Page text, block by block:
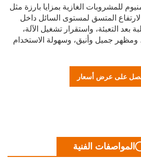
الغازية بمزايا بارزة مثل
المتسق لمستوى السائل داخل
واستقرار تشغيل الآلة،
وأنيق، وسهولة الاستخدام
عرض أسعار
الفنية